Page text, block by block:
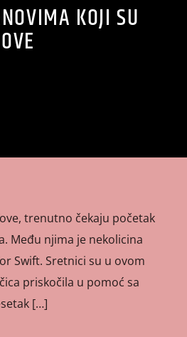
KOJI SU
trenutno čekaju početak
Među njima je nekolicina
Swift. Sretnici su u ovom
priskočila u pomoć sa
[…]